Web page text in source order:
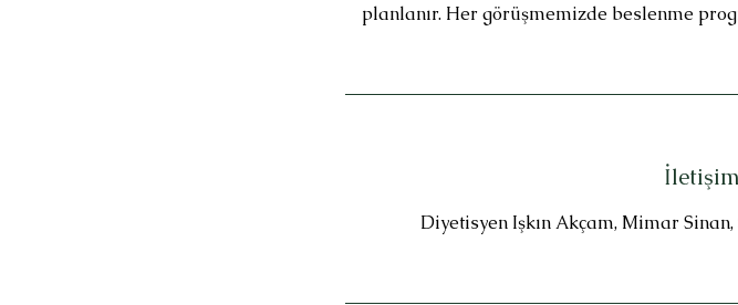
planlanır. Her görüşmemizde beslenme
Diyetisyen Işkın Akçam, Mimar